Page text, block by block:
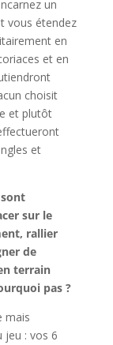
un
vous étendez
en
et en
choisit
et plutôt
et
sur le
rallier
de
terrain
pas ?
mais
jeu : vos 6